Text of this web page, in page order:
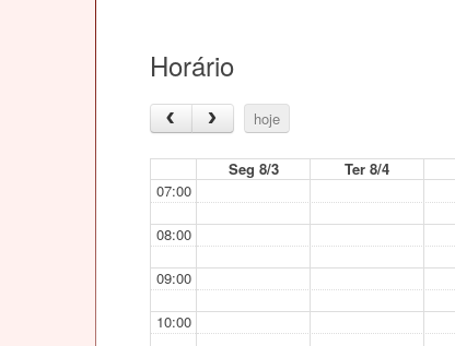
Horário
hoje
Seg 8/3 Ter 8/4
07:00
08:00
09:00
10:00